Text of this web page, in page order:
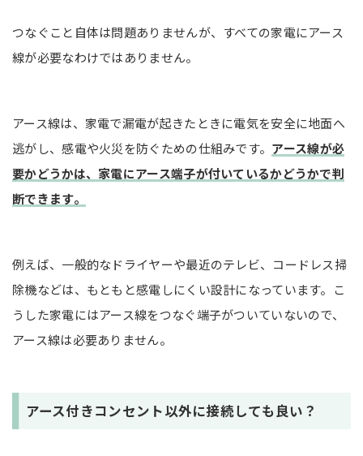
つなぐこと自体は問題ありませんが、すべての家電にアース
線が必要なわけではありません。
アース線は、家電で漏電が起きたときに電気を安全に地面へ
逃がし、感電や火災を防ぐための仕組みです。 アース線が必
要かどうかは、家電にアース端子が付いているかどうかで判
断できます。
例えば、一般的なドライヤーや最近のテレビ、コードレス掃
除機などは、もともと感電しにくい設計になっています。こ
うした家電にはアース線をつなぐ端子がついていないので、
アース線は必要ありません。
アース付きコンセント以外に接続しても良い？